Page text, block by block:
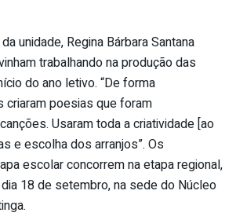
unidade, Regina Bárbara Santana
trabalhando na produção das
do ano letivo. “De forma
criaram poesias que foram
Usaram toda a criatividade [ao
e escolha dos arranjos”. Os
escolar concorrem na etapa regional,
18 de setembro, na sede do Núcleo